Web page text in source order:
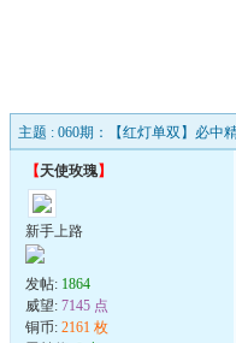
主题 : 060期：【红灯单双】必中
【天使玫瑰】
新手上路
发帖: 1864
威望: 7145 点
铜币: 2161 枚